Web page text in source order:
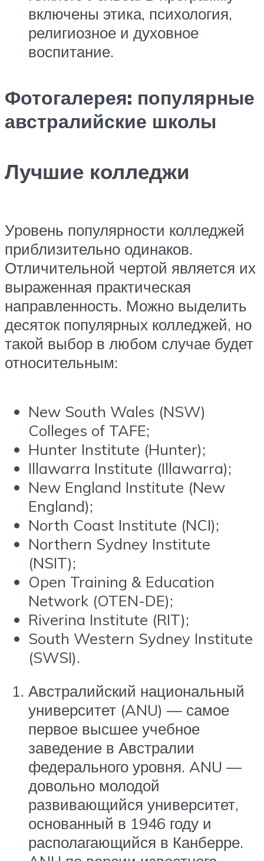
включены этика, психология,
религиозное и духовное
воспитание.
Фотогалерея: популярные
австралийские школы
Лучшие колледжи
Уровень популярности колледжей
приблизительно одинаков.
Отличительной чертой является их
выраженная практическая
направленность. Можно выделить
десяток популярных колледжей, но
такой выбор в любом случае будет
относительным:
New South Wales (NSW)
Colleges of TAFE;
Hunter Institute (Hunter);
Illawarra Institute (Illawarra);
New England Institute (New
England);
North Coast Institute (NCI);
Northern Sydney Institute
(NSIT);
Open Training & Education
Network (OTEN-DE);
Riverina Institute (RIT);
South Western Sydney Institute
(SWSI).
Австралийский национальный
университет (ANU) — самое
первое высшее учебное
заведение в Австралии
федерального уровня. ANU —
довольно молодой
развивающийся университет,
основанный в 1946 году и
располагающийся в Канберре.